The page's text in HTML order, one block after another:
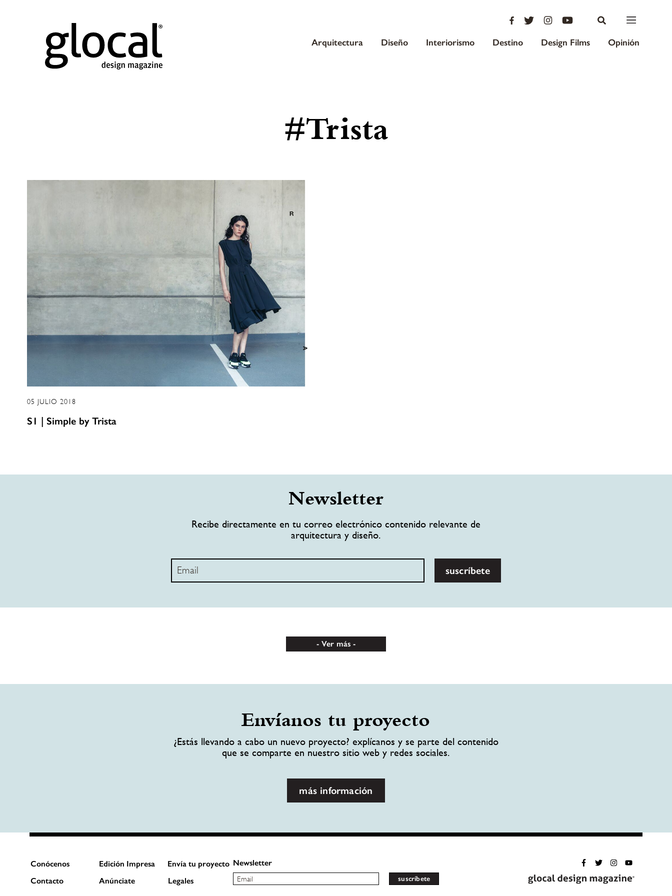
Arquitectura Diseño Interiorismo Destino Design Films Opinión
#Trista
05 JULIO 2018
S1 | Simple by Trista
Newsletter
Recibe directamente en tu correo electrónico contenido relevante de
arquitectura y diseño.
suscríbete
Ver más
Envíanos tu proyecto
¿Estás llevando a cabo un nuevo proyecto? explícanos y se parte del contenido
que se comparte en nuestro sitio web y redes sociales.
más información
Conócenos Edición Impresa
Envía tu proyecto
Contacto
Anúnciate Legales
Newsletter
suscríbete